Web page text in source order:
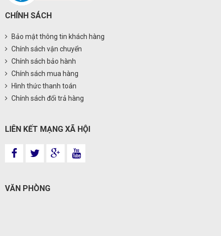
CHÍNH SÁCH
Bảo mật thông tin khách hàng
Chính sách vận chuyển
Chính sách bảo hành
Chính sách mua hàng
Hình thức thanh toán
Chính sách đổi trả hàng
LIÊN KẾT MẠNG XÃ HỘI
VĂN PHÒNG